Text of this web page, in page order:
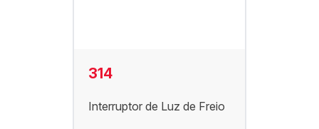
314
Interruptor de Luz de Freio